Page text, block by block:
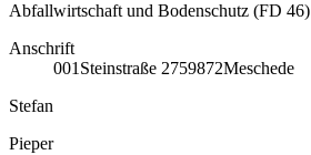
Abfallwirtschaft und Bodenschutz (FD 46)
Anschrift
001 Steinstraße 2759872Meschede
Stefan
Pieper